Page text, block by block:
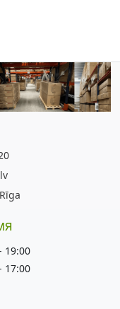
19:00
17:00